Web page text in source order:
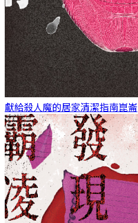
獻給殺人魔的居家清潔指南崑崙